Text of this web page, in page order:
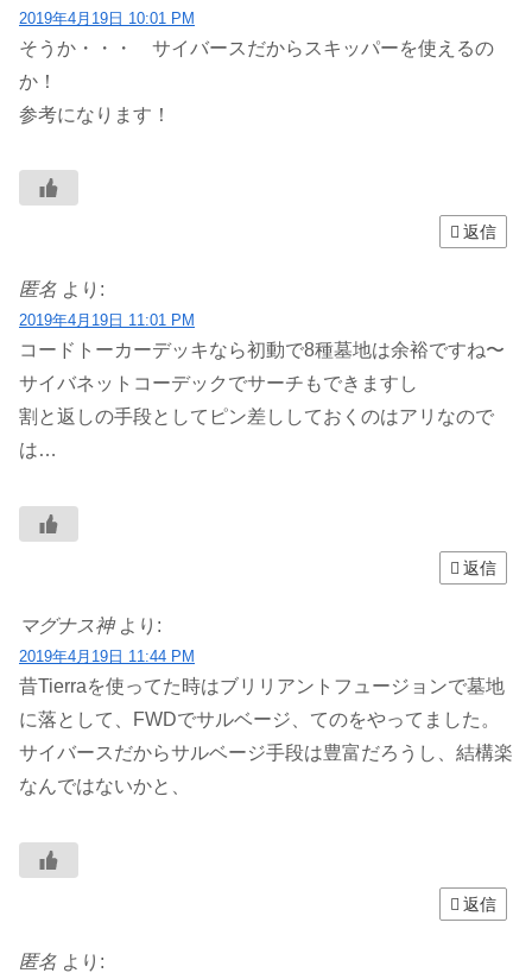
2019年4月19日 10:01 PM
そうか・・・ サイバースだからスキッパーを使えるの
か！
参考になります！
返信
匿名 より:
2019年4月19日 11:01 PM
コードトーカーデッキなら初動で8種墓地は余裕ですね〜
サイバネットコーデックでサーチもできますし
割と返しの手段としてピン差ししておくのはアリなので
は…
返信
マグナス神 より:
2019年4月19日 11:44 PM
昔Tierraを使ってた時はブリリアントフュージョンで墓地
に落として、FWDでサルベージ、てのをやってました。
サイバースだからサルベージ手段は豊富だろうし、結構楽
なんではないかと、
返信
匿名 より: